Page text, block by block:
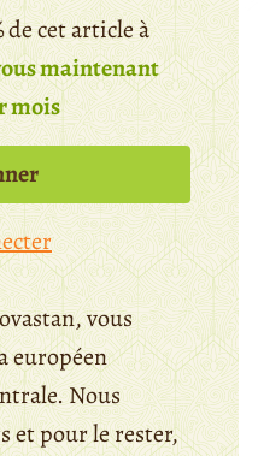
de cet article à
maintenant
mois
vous
européen
Nous
et pour le rester,